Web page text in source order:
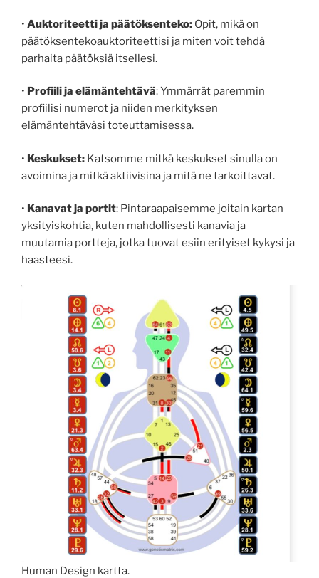
• Auktoriteetti ja päätöksenteko: Opit, mikä on
päätöksentekoauktoriteettisi ja miten voit tehdä
parhaita päätöksiä itsellesi.
• Profiili ja elämäntehtävä: Ymmärrät paremmin
profiilisi numerot ja niiden merkityksen
elämäntehtäväsi toteuttamisessa.
• Keskukset: Katsomme mitkä keskukset sinulla on
avoimina ja mitkä aktiivisina ja mitä ne tarkoittavat.
• Kanavat ja portit: Pintaraapaisemme joitain kartan
yksityiskohtia, kuten mahdollisesti kanavia ja
muutamia portteja, jotka tuovat esiin erityiset kykysi ja
haasteesi.
Human Design kartta.